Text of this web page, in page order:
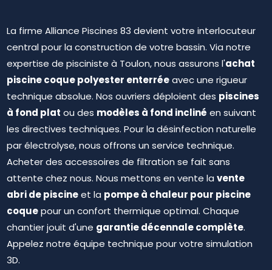
La firme Alliance Piscines 83 devient votre interlocuteur
central pour la construction de votre bassin. Via notre
expertise de pisciniste à Toulon, nous assurons l'achat
piscine coque polyester enterréeavec une rigueur
technique absolue. Nos ouvriers déploient des piscines
à fond plat ou des modèles à fond incliné en suivant
les directives techniques. Pour la désinfection naturelle
par électrolyse, nous offrons un service technique.
Acheter des accessoires de filtration se fait sans
attente chez nous. Nous mettons en vente lavente
abri de piscineet la pompe à chaleur pour piscine
coquepour un confort thermique optimal. Chaque
chantier jouit d'une garantie décennale complète.
Appelez notre équipe technique pour votre simulation
3D.